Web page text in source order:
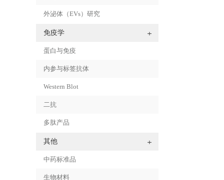
外泌体（EVs）研究
免疫学
蛋白与免疫
内参与标签抗体
Western Blot
二抗
多肽产品
其他
中药标准品
生物材料